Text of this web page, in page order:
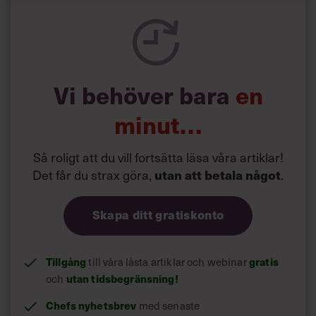
Vi behöver bara en
minut…
Så roligt att du vill fortsätta läsa våra artiklar!
Det får du strax göra, utan att betala något.
Skapa ditt gratiskonto
Tillgångtill våra låsta artiklar och webinargratis
och utan tidsbegränsning!
Chefs nyhetsbrev med senaste